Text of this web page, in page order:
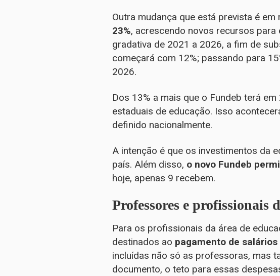
Outra mudança que está prevista é em
23%, acrescendo novos recursos
gradativa de 2021 a 2026, a fim de
começará com 12%; passando para
2026.
Dos 13% a mais que o Fundeb terá
estaduais de educação. Isso
definido nacionalmente.
A intenção é que os investimentos da
país. Além disso, o novo Fundeb
hoje, apenas 9 recebem.
Professores e profissionais
Para os profissionais da área de
destinados ao pagamento de salários
incluídas não só as professoras, mas
documento, o teto para essas